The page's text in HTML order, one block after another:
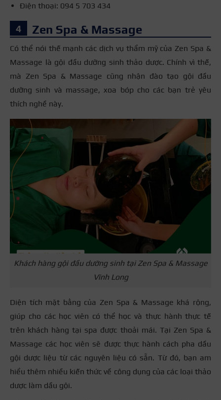
Điện thoại: 094 5 703 434
Zen Spa & Massage
Có thể nói thế mạnh các dịch vụ thẩm mỹ của Zen Spa &
Massage là gội đầu dưỡng sinh thảo dược. Chính vì thế,
mà Zen Spa & Massage cũng nhận đào tạo gội đầu
dưỡng sinh và massage, xoa bóp cho các bạn trẻ yêu
thích nghề này.
Khách hàng gội đầu dưỡng sinh tại Zen Spa & Massage
Vĩnh Long
Diện tích mặt bằng của Zen Spa & Massage khá rộng,
giúp cho các học viên có thể học và thực hành thực tế
trên khách hàng tại spa được thoải mái. Tại Zen Spa &
Massage các học viên sẽ được thực hành cách pha dầu
gội dược liệu từ các nguyên liệu có sẵn. Từ đó, bạn am
hiểu thêm nhiều kiến thức về công dụng của các loại thảo
dược làm dầu gội.